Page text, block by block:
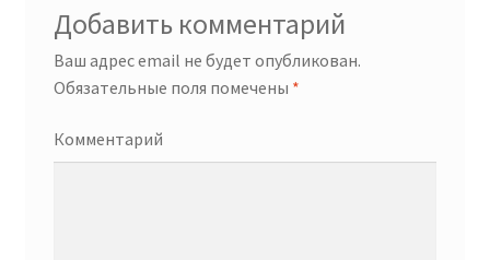
Добавить комментарий
Ваш адрес email не будет опубликован.
Обязательные поля помечены *
Комментарий